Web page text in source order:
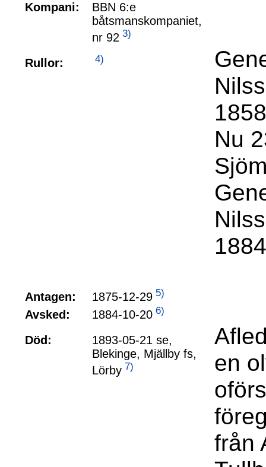
Kompani:
BBN 6:e
båtsmanskompaniet,
nr 92 3)
Rullor: 4)
Nu
Antagen: 1875-12-29 5)
Avsked: 1884-10-20 6)
Död:
1893-05-21 se,
Blekinge, Mjällby fs,
Lörby 7)
en
från